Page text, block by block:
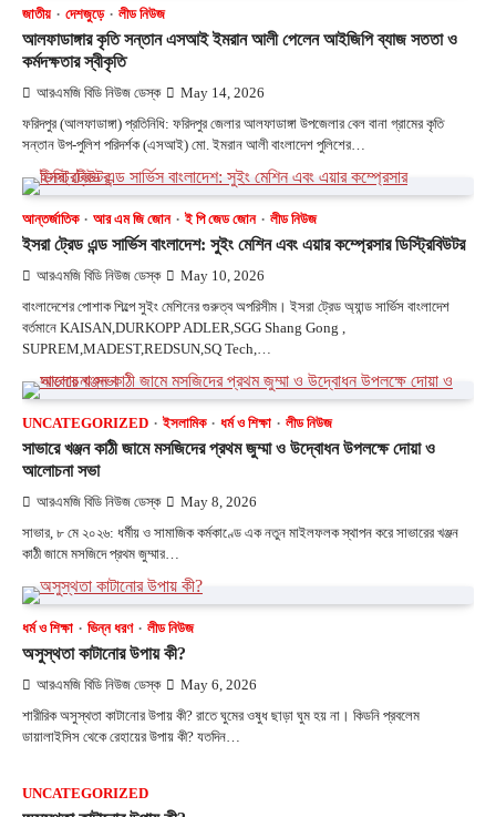
জাতীয় দেশজুড়ে লীড নিউজ
আলফাডাঙ্গার কৃতি সন্তান এসআই ইমরান আলী পেলেন আইজিপি ব্যাজ সততা ও
কর্মদক্ষতার স্বীকৃতি
আরএমজি বিডি নিউজ ডেস্ক May 14, 2026
ফরিদপুর (আলফাডাঙ্গা) প্রতিনিধি: ফরিদপুর জেলার আলফাডাঙ্গা উপজেলার বেল বানা গ্রামের কৃতি
সন্তান উপ-পুলিশ পরিদর্শক (এসআই) মো. ইমরান আলী বাংলাদেশ পুলিশের…
আন্তর্জাতিক আর এম জি জোন ই পি জেড জোন লীড নিউজ
ইসরা ট্রেড এন্ড সার্ভিস বাংলাদেশ: সুইং মেশিন এবং এয়ার কম্প্রেসার ডিস্ট্রিবিউটর
আরএমজি বিডি নিউজ ডেস্ক May 10, 2026
বাংলাদেশের পোশাক শিল্পে সুইং মেশিনের গুরুত্ব অপরিসীম। ইসরা ট্রেড অ্যান্ড সার্ভিস বাংলাদেশ
বর্তমানে KAISAN,DURKOPP ADLER,SGG Shang Gong ,
SUPREM,MADEST,REDSUN,SQ Tech,…
UNCATEGORIZED ইসলামিক ধর্ম ও শিক্ষা লীড নিউজ
সাভারে খঞ্জন কাঠী জামে মসজিদের প্রথম জুম্মা ও উদ্বোধন উপলক্ষে দোয়া ও
আলোচনা সভা
আরএমজি বিডি নিউজ ডেস্ক May 8, 2026
সাভার, ৮ মে ২০২৬: ধর্মীয় ও সামাজিক কর্মকাণ্ডে এক নতুন মাইলফলক স্থাপন করে সাভারের খঞ্জন
কাঠী জামে মসজিদে প্রথম জুম্মার…
ধর্ম ও শিক্ষা ভিন্ন ধরণ লীড নিউজ
অসুস্থতা কাটানোর উপায় কী?
আরএমজি বিডি নিউজ ডেস্ক May 6, 2026
শারীরিক অসুস্থতা কাটানোর উপায় কী? রাতে ঘুমের ওষুধ ছাড়া ঘুম হয় না। কিডনি প্রবলেম
ডায়ালাইসিস থেকে রেহায়ের উপায় কী? যতদিন…
UNCATEGORIZED